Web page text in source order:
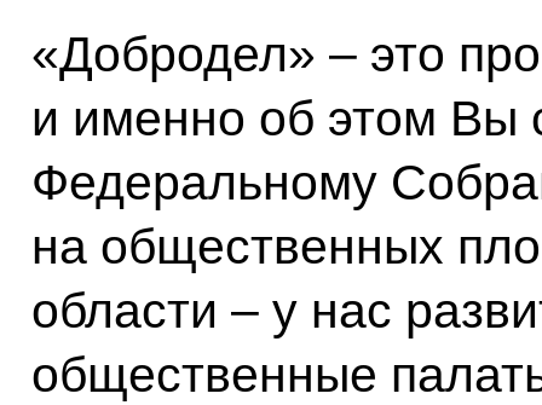
«Добродел» – это
и именно об этом Вы
Федеральному
на общественных
области – у нас
общественные